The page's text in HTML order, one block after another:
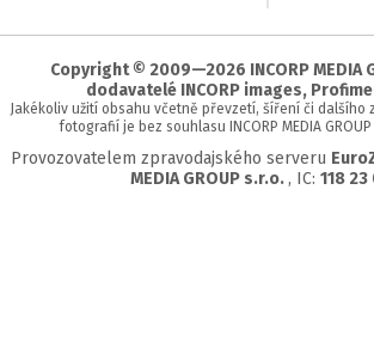
stránky
Copyright © 2009—2026 INCORP MEDIA
dodavatelé INCORP images,
Jakékoliv užití obsahu včetně převzetí, šíření či dalšího
fotografií je bez souhlasu INCORP MEDIA
Provozovatelem zpravodajského serveru
MEDIA GROUP s.r.o. , IC: 118 23